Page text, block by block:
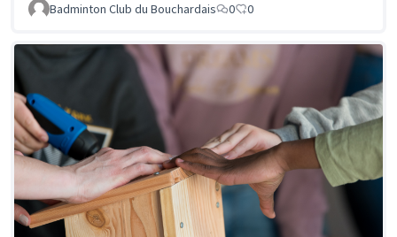
Badminton Club du Bouchardais 0 0